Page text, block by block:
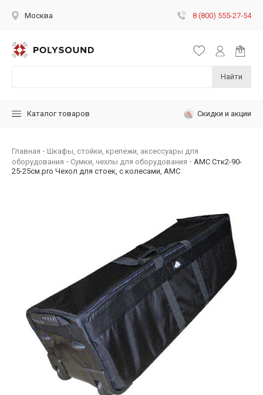
Москва 8 (800) 555-27-54
Найти
Каталог товаров Скидки и акции
Главная
Шкафы, стойки, крепежи, аксессуары для
оборудования
Сумки, чехлы для оборудования
AMC Стк2-90-
25-25см.pro Чехол для стоек, с колесами, АМС